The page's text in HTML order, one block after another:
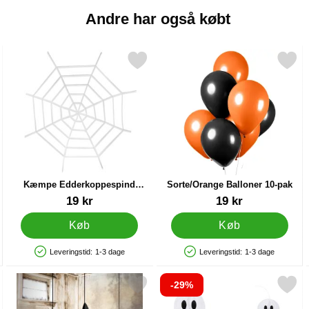
Andre har også købt
som favorit
Kæmpe Edderkoppespind
Halloweendekoration
19 kr
Køb
Produkttilgængelighed: På lager
Leveringstid: 1-3 dage
kæmpe Edderkoppespind Halloweendekoration som favorit
Sorte/Orange Balloner 10-pak
19 kr
Køb
Produkttilgængelighed: På lager
Leveringstid: 1-3 dage
Markér sorte/Orange
40g som favorit
Markér hængende Flagermus Dekoration som favorit
-29%
Markér hængende Honeycomb